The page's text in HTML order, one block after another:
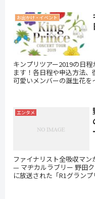
お出かけ・イベント
キンプリツアー2019の日
ます！各日程や申込方法、
可愛いメンバーの誕生花を
エンタメ
ファイナリスト全吸収マン
— マヂカルラブリー 野田ク
に放送された「R1グランプリ」で、 見事マジカルら